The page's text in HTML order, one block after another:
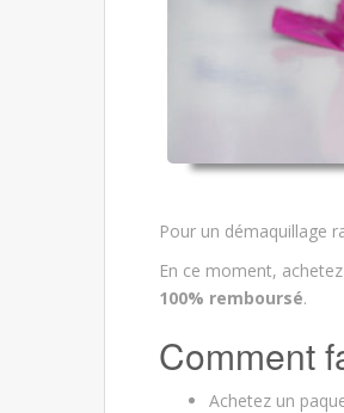
Pour un démaquillage
En ce moment,
100% remboursé.
Comment
Achetez un